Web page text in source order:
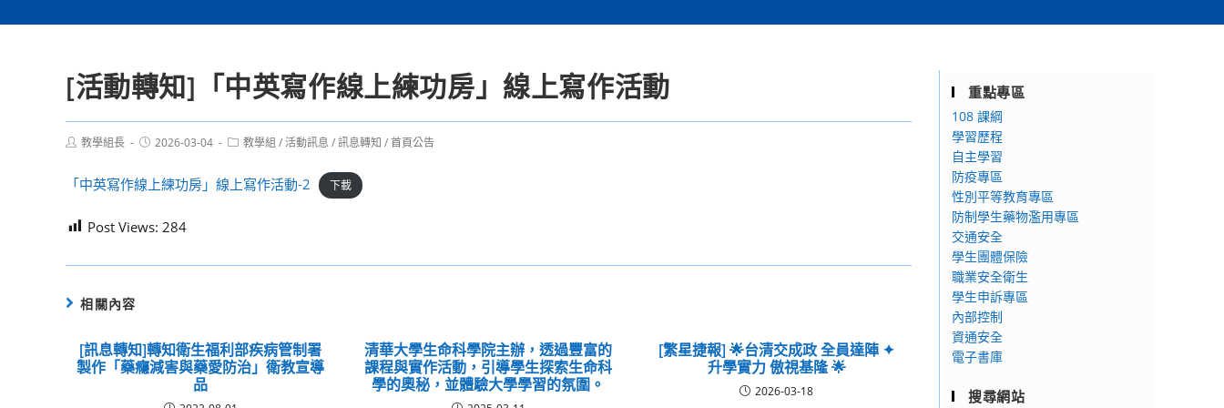
[活動轉知]「中英寫作線上練功房」線上寫作活動
Post教學組長
Post2026-03-04
Post教學組 /活動訊息 /訊息轉知 /首頁公告
「中英寫作線上練功房」線上寫作活動-2 下載
Post Views: 284
相關內容
[訊息轉知]轉知衛生福利部疾病管制署
製作「藥癮減害與藥愛防治」衛教宣導
品
清華大學生命科學院主辦，透過豐富的
課程與實作活動，引導學生探索生命科
學的奧秘，並體驗大學學習的氛圍。
[繁星捷報] 🌟台清交成政 全員達陣 ✦
升學實力 傲視基隆 🌟
2026-03-18
重點專區
108 課綱
學習歷程
自主學習
防疫專區
性別平等教育專區
防制學生藥物濫用專區
交通安全
學生團體保險
職業安全衛生
學生申訴專區
內部控制
資通安全
電子書庫
搜尋網站